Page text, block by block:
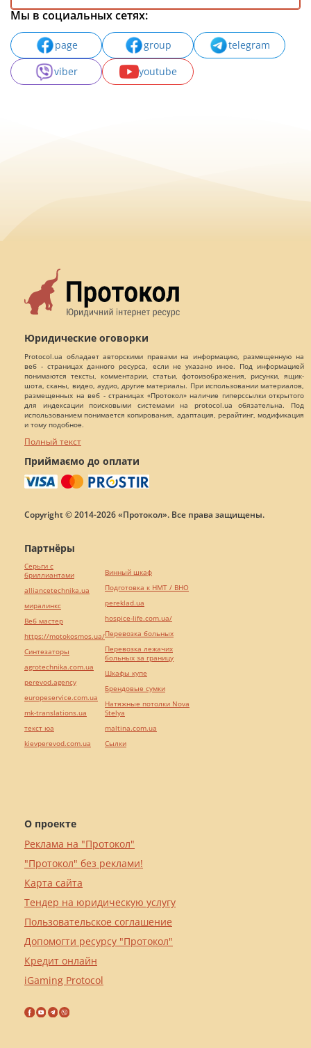
Мы в социальных сетях:
page group
telegram
viber
youtube
Юридические оговорки
Protocol.ua обладает авторскими правами на информацию, размещенную на
веб - страницах данного ресурса, если не указано иное. Под информацией
понимаются тексты, комментарии, статьи, фотоизображения, рисунки, ящик-
шота, сканы, видео, аудио, другие материалы. При использовании материалов,
размещенных на веб - страницах «Протокол» наличие гиперссылки открытого
для индексации поисковыми системами на protocol.ua обязательна. Под
использованием понимается копирования, адаптация, рерайтинг, модификация
и тому подобное.
Полный текст
Приймаємо до оплати
Copyright © 2014-2026 «Протокол». Все права защищены.
О проекте
Реклама на "Протокол"
"Протокол" без реклами!
Карта сайта
Тендер на юридическую услугу
Пользовательское соглашение
Допомогти ресурсу "Протокол"
Кредит онлайн
iGaming Protocol
Партнёры
Серьги с
бриллиантами
alliancetechnika.ua
миралинкс
Веб мастер
https://motokosmos.ua/
Синтезаторы
agrotechnika.com.ua
perevod.agency
europeservice.com.ua
mk-translations.ua
текст юа
kievperevod.com.ua
Винный шкаф
Подготовка к НМТ / ВНО
pereklad.ua
hospice-life.com.ua/
Перевозка больных
Перевозка лежачих
больных за границу
Шкафы купе
Брендовые сумки
Натяжные потолки Nova
Stelya
maltina.com.ua
Cылки